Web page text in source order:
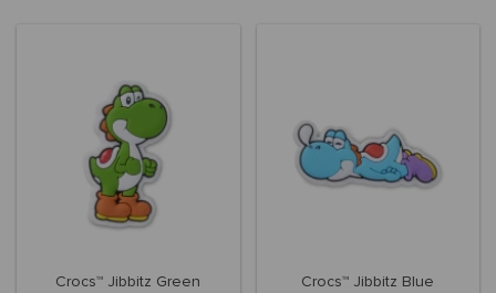
Crocs™ Jibbitz Green
Crocs™ Jibbitz Blue